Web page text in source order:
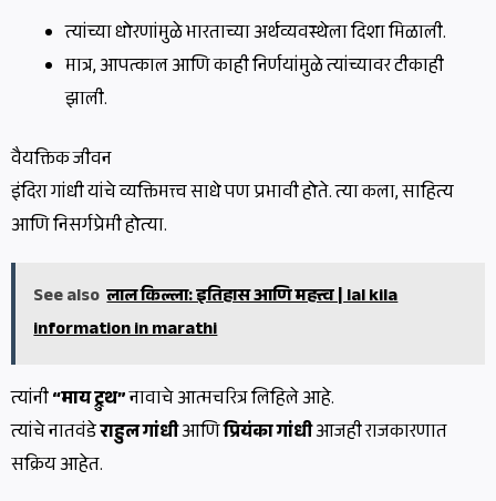
त्यांच्या धोरणांमुळे भारताच्या अर्थव्यवस्थेला दिशा मिळाली.
मात्र, आपत्काल आणि काही निर्णयांमुळे त्यांच्यावर टीकाही
झाली.
वैयक्तिक जीवन
इंदिरा गांधी यांचे व्यक्तिमत्त्व साधे पण प्रभावी होते. त्या कला, साहित्य
आणि निसर्गप्रेमी होत्या.
See also लाल किल्ला: इतिहास आणि महत्त्व | lal kila
information in marathi
त्यांनी“माय ट्रुथ”नावाचे आत्मचरित्र लिहिले आहे.
त्यांचे नातवंडेराहुल गांधीआणिप्रियंका गांधीआजही राजकारणात
सक्रिय आहेत.